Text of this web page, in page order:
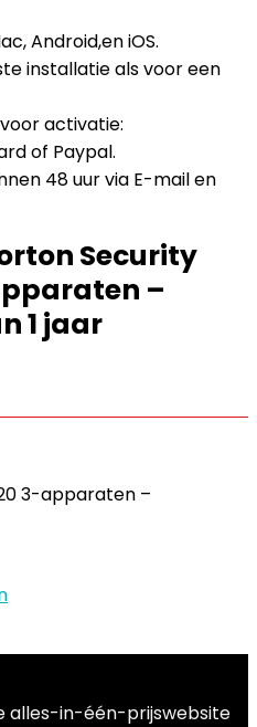
Android,en iOS.
installatie als voor een
activatie:
of Paypal.
48 uur via E-mail en
Security
–
1 jaar
3-apparaten –
alles-in-één-prijswebsite